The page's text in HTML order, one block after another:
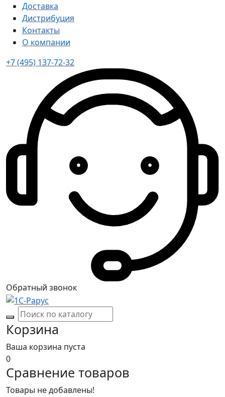
Доставка
Дистрибуция
Контакты
О компании
+7 (495) 137-72-32
Обратный звонок
Корзина
Ваша корзина пуста
0
Сравнение товаров
Товары не добавлены!